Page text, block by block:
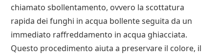
chiamato sbollentamento, ovvero la scottatura
rapida dei funghi in acqua bollente seguita da un
immediato raffreddamento in acqua ghiacciata.
Questo procedimento aiuta a preservare il colore, il